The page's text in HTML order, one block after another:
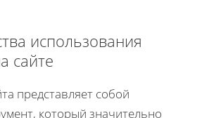
использования
сайте
представляет собой
который значительно